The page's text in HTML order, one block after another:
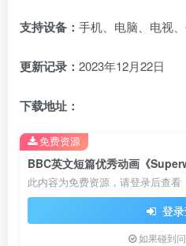
支持设备： 手机、电脑、电视
更新记录： 2023年12月22日
下载地址：
此内容为免费资源，请登录后查看
登
如果碰到
免费资源